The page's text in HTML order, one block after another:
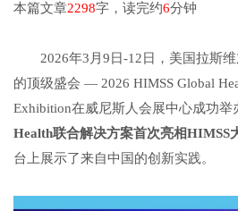
本篇文章2298字，读完约6分钟
2026年3月9日-12日，美国拉斯
的顶级盛会 — 2026 HIMSS Global
Exhibition在威尼斯人会展中心成功举
Health联合解决方案首次亮相HIMSS
台上展示了来自中国的创新实践。